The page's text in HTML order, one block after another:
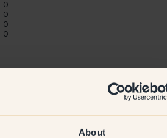
About
0
0
0
0